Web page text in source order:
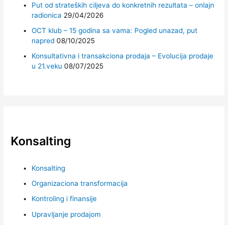
Put od strateških ciljeva do konkretnih rezultata – onlajn
radionica 29/04/2026
OCT klub – 15 godina sa vama: Pogled unazad, put
napred 08/10/2025
Konsultativna i transakciona prodaja – Evolucija prodaje
u 21.veku 08/07/2025
Konsalting
Konsalting
Organizaciona transformacija
Kontroling i finansije
Upravljanje prodajom